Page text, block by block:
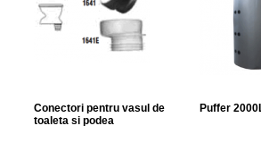
Conectori pentru vasul de
toaleta si podea
Puffer